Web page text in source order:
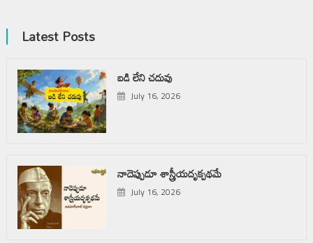
Latest Posts
బడి లేని చదువు
July 16, 2026
నాదెప్పుడూ శాస్త్రీయదృక్పథమే
July 16, 2026